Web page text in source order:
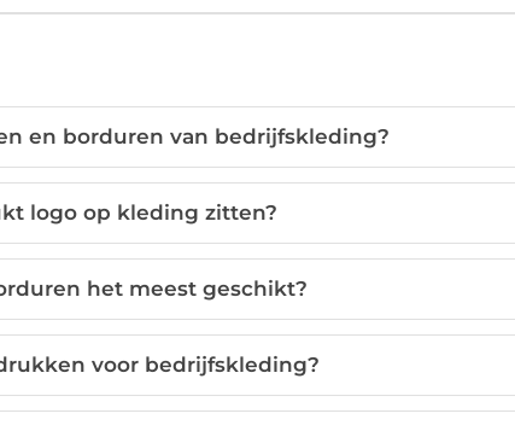
en borduren van bedrijfskleding?
logo op kleding zitten?
het meest geschikt?
voor bedrijfskleding?